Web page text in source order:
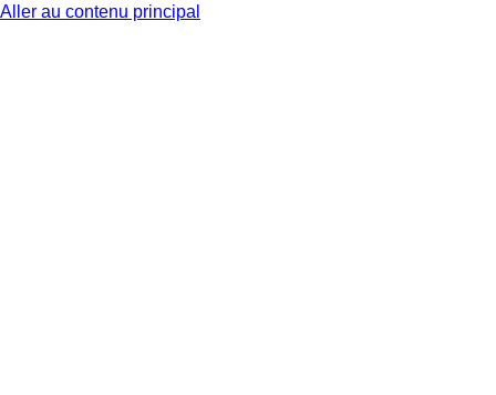
Aller au contenu principal